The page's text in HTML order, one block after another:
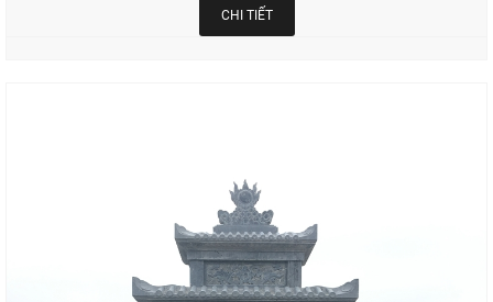
CHI TIẾT